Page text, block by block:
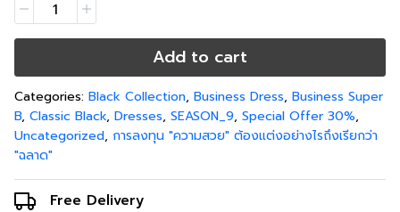
Add to cart
Categories: Black Collection, Business Dress, Business Super
B, Classic Black, Dresses, SEASON_9, Special Offer 30%,
Uncategorized, การลงทุน "ความสวย" ต้องแต่งอย่างไรถึงเรียกว่า
"ฉลาด"
Free Delivery